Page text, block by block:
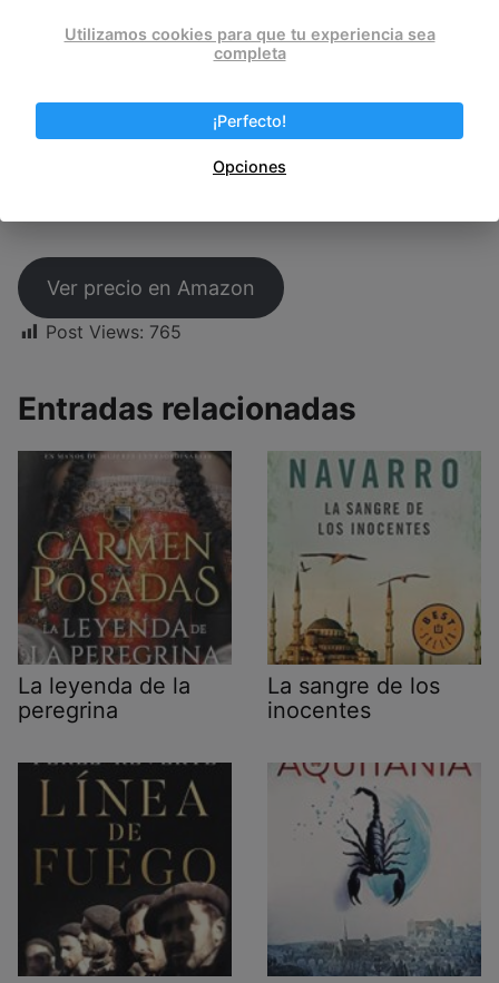
Ver precio en Amazon
Post Views: 765
Entradas relacionadas
La leyenda de la
peregrina
La sangre de los
inocentes
Utilizamos cookies para que tu experiencia sea
completa
¡Perfecto!
Opciones